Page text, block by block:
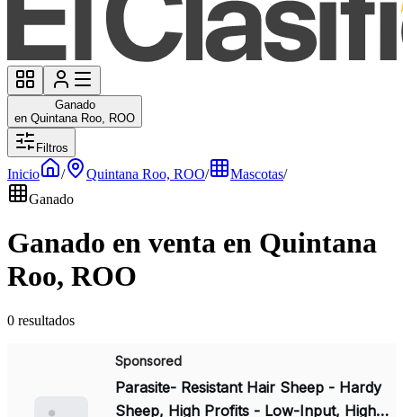
Ganado
en Quintana Roo, ROO
Filtros
Inicio / Quintana Roo, ROO/ Mascotas/
Ganado
Ganado en venta en Quintana
Roo, ROO
0 resultados